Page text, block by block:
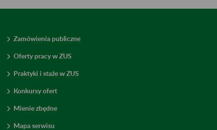
Zamówienia publiczne
Oferty pracy w ZUS
Praktyki i staże w ZUS
Konkursy ofert
Mienie zbędne
Mapa serwisu